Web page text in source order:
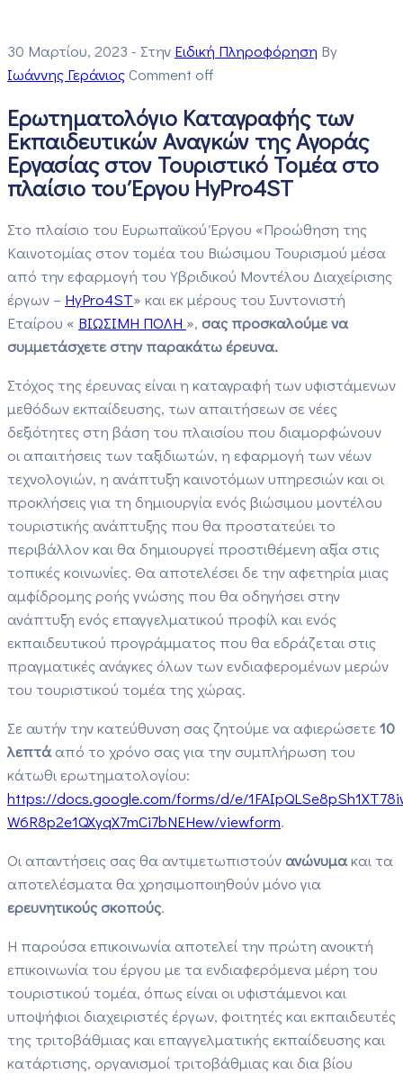
30 Μαρτίου, 2023 - Στην Ειδική Πληροφόρηση By
Ιωάννης ΓεράνιοςComment off
Ερωτηματολόγιο Καταγραφής των
Εκπαιδευτικών Αναγκών της Αγοράς
Εργασίας στον Τουριστικό Τομέα στο
πλαίσιο του Έργου HyPro4ST
Στο πλαίσιο του Ευρωπαϊκού Έργου «Προώθηση της
Καινοτομίας στον τομέα του Βιώσιμου Τουρισμού μέσα
από την εφαρμογή του Υβριδικού Μοντέλου Διαχείρισης
έργων – HyPro4ST» και εκ μέρους του Συντονιστή
Εταίρου « ΒΙΩΣΙΜΗ ΠΟΛΗ », σας προσκαλούμε να
συμμετάσχετε στην παρακάτω έρευνα.
Στόχος της έρευνας είναι η καταγραφή των υφιστάμενων
μεθόδων εκπαίδευσης, των απαιτήσεων σε νέες
δεξιότητες στη βάση του πλαισίου που διαμορφώνουν
οι απαιτήσεις των ταξιδιωτών, η εφαρμογή των νέων
τεχνολογιών, η ανάπτυξη καινοτόμων υπηρεσιών και οι
προκλήσεις για τη δημιουργία ενός βιώσιμου μοντέλου
τουριστικής ανάπτυξης που θα προστατεύει το
περιβάλλον και θα δημιουργεί προστιθέμενη αξία στις
τοπικές κοινωνίες. Θα αποτελέσει δε την αφετηρία μιας
αμφίδρομης ροής γνώσης που θα οδηγήσει στην
ανάπτυξη ενός επαγγελματικού προφίλ και ενός
εκπαιδευτικού προγράμματος που θα εδράζεται στις
πραγματικές ανάγκες όλων των ενδιαφερομένων μερών
του τουριστικού τομέα της χώρας.
Σε αυτήν την κατεύθυνση σας ζητούμε να αφιερώσετε10
λεπτάαπό το χρόνο σας για την συμπλήρωση του
κάτωθι ερωτηματολογίου:
https://docs.google.com/forms/d/e/
W6R8p2e1QXyqX7mCi7bNEHew/viewform.
Οι απαντήσεις σας θα αντιμετωπιστούν ανώνυμακαι τα
αποτελέσματα θα χρησιμοποιηθούν μόνο για
ερευνητικούς σκοπούς.
Η παρούσα επικοινωνία αποτελεί την πρώτη ανοικτή
επικοινωνία του έργου με τα ενδιαφερόμενα μέρη του
τουριστικού τομέα, όπως είναι οι υφιστάμενοι και
υποψήφιοι διαχειριστές έργων, φοιτητές και εκπαιδευτές
της τριτοβάθμιας και επαγγελματικής εκπαίδευσης και
κατάρτισης, οργανισμοί τριτοβάθμιας και δια βίου